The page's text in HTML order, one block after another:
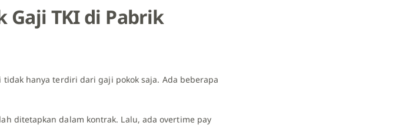
Gaji TKI di Pabrik
hanya terdiri dari gaji pokok saja. Ada beberapa
ditetapkan dalam kontrak. Lalu, ada overtime pay